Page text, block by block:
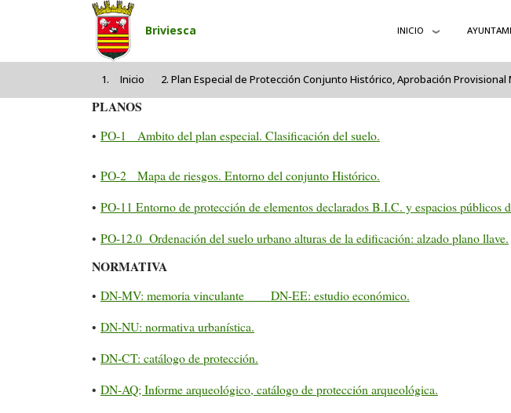
Pasar al contenido principal
Briviesca INICIO
Inicio Plan Especial de Protección Conjunto Histórico, Aprobación
PLANOS
• PO-1 Ambito del plan especial. Clasificación del suelo.
• PO-2 Mapa de riesgos. Entorno del conjunto Histórico.
• PO-11 Entorno de protección de elementos declarados B.I.C. y espacios
• PO-12.0 Ordenación del suelo urbano alturas de la edificación: alzado plano llave.
NORMATIVA
• DN-MV: memoria vinculante DN-EE: estudio económico.
• DN-NU: normativa urbanística.
• DN-CT: catálogo de protección.
• DN-AQ; Informe arqueológico, catálogo de protección arqueológica.